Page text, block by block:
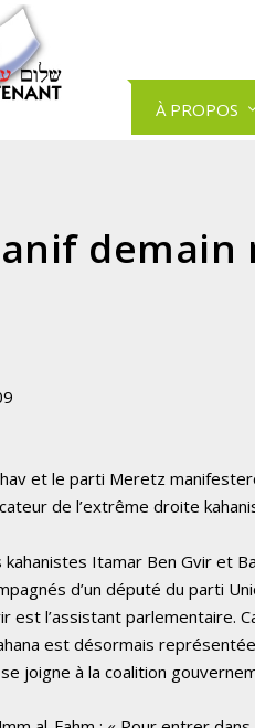
À PROPOS
demain
et le parti Meretz
de l’extrême droite
kahanistes Itamar Ben Gvir et
d’un député du parti
est l’assistant parlementaire.
est désormais
joigne à la coalition